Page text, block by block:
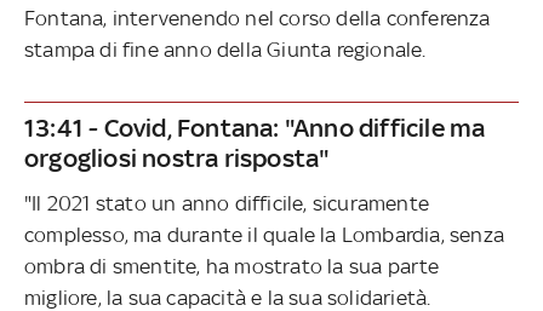
Fontana, intervenendo nel corso della conferenza
stampa di fine anno della Giunta regionale.
13:41 - Covid, Fontana: "Anno difficile ma
orgogliosi nostra risposta"
"Il 2021 stato un anno difficile, sicuramente
complesso, ma durante il quale la Lombardia, senza
ombra di smentite, ha mostrato la sua parte
migliore, la sua capacità e la sua solidarietà.